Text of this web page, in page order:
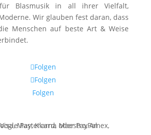
für Blasmusik in all ihrer Vielfalt,
Wir glauben fest daran, dass
Menschen auf beste Art & Weise
Folgen
Folgen
Folgen